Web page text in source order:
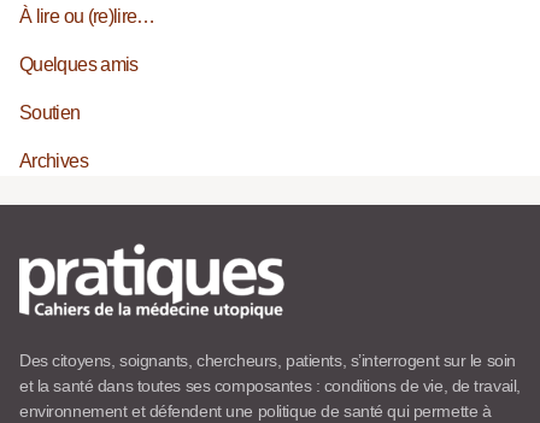
À lire ou (re)lire…
Quelques amis
Soutien
Archives
Des citoyens, soignants, chercheurs, patients, s’interrogent sur le soin
et la santé dans toutes ses composantes : conditions de vie, de travail,
environnement et défendent une politique de santé qui permette à